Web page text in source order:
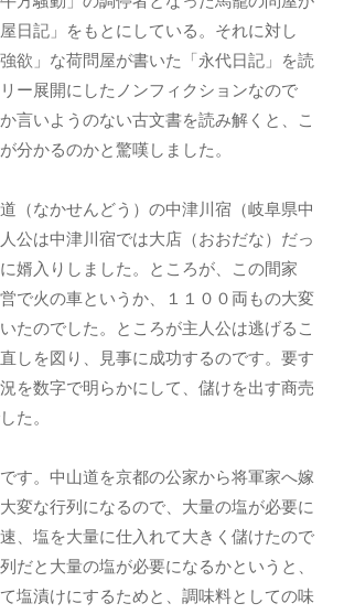
日記」をもとにしている。それに対し
欲」な荷問屋が書いた「永代日記」を読
ー展開にしたノンフィクションなので
言いようのない古文書を読み解くと、こ
分かるのかと驚嘆しました。
（なかせんどう）の中津川宿（岐阜県中
公は中津川宿では大店（おおだな）だっ
婿入りしました。ところが、この間家
で火の車というか、１１００両もの大変
たのでした。ところが主人公は逃げるこ
しを図り、見事に成功するのです。要す
を数字で明らかにして、儲けを出す商売
た。
す。中山道を京都の公家から将軍家へ嫁
変な行列になるので、大量の塩が必要に
、塩を大量に仕入れて大きく儲けたので
だと大量の塩が必要になるかというと、
塩漬けにするためと、調味料としての味